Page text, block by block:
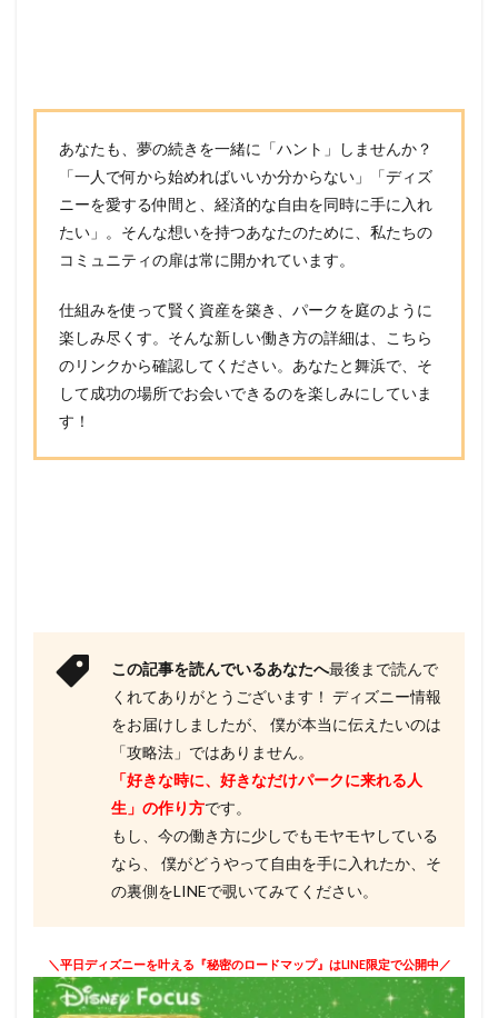
あなたも、夢の続きを一緒に「ハント」しませんか？
「一人で何から始めればいいか分からない」「ディズ
ニーを愛する仲間と、経済的な自由を同時に手に入れ
たい」。そんな想いを持つあなたのために、私たちの
コミュニティの扉は常に開かれています。
仕組みを使って賢く資産を築き、パークを庭のように
楽しみ尽くす。そんな新しい働き方の詳細は、こちら
のリンクから確認してください。あなたと舞浜で、そ
して成功の場所でお会いできるのを楽しみにしていま
す！
この記事を読んでいるあなたへ最後まで読んで
くれてありがとうございます！ ディズニー情報
をお届けしましたが、 僕が本当に伝えたいのは
「攻略法」ではありません。
「好きな時に、好きなだけパークに来れる人
生」の作り方です。
もし、今の働き方に少しでもモヤモヤしている
なら、 僕がどうやって自由を手に入れたか、そ
の裏側をLINEで覗いてみてください。
＼平日ディズニーを叶える『秘密のロードマップ』はLINE限定で公開中／